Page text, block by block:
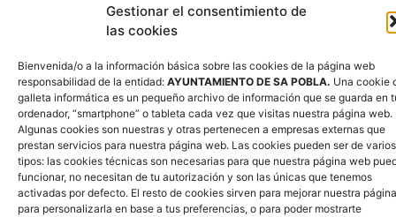
Gestionar el consentimiento de
las cookies
Bienvenida/o a la información básica sobre las cookies de la página web
responsabilidad de la entidad: AYUNTAMIENTO DE SA POBLA. Una cookie
galleta informática es un pequeño archivo de información que se guarda en
ordenador, “smartphone” o tableta cada vez que visitas nuestra página web.
Algunas cookies son nuestras y otras pertenecen a empresas externas que
prestan servicios para nuestra página web. Las cookies pueden ser de varios
tipos: las cookies técnicas son necesarias para que nuestra página web
funcionar, no necesitan de tu autorización y son las únicas que tenemos
activadas por defecto. El resto de cookies sirven para mejorar nuestra
para personalizarla en base a tus preferencias, o para poder mostrarte